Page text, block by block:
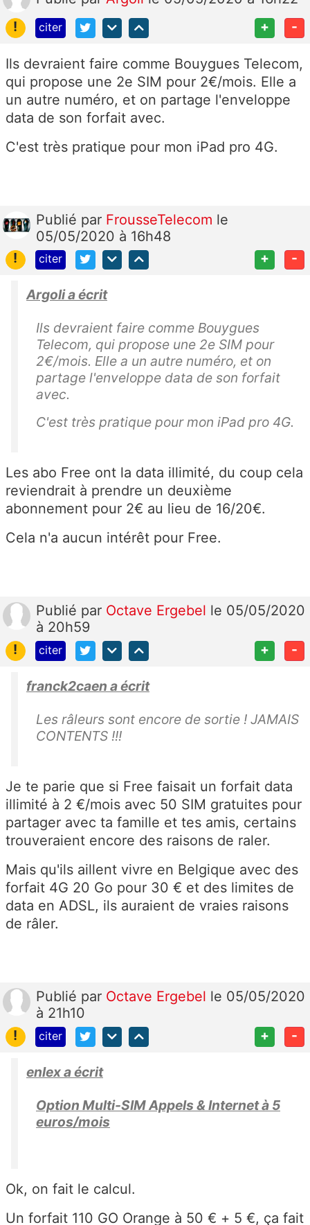
!
citer + -
Ils devraient faire comme Bouygues Telecom,
qui propose une 2e SIM pour 2€/mois. Elle a
un autre numéro, et on partage l'enveloppe
data de son forfait avec.
C'est très pratique pour mon iPad pro 4G.
Publié par FrousseTelecom le
05/05/2020 à 16h48
!
citer + -
Argoli a écrit
Ils devraient faire comme Bouygues
Telecom, qui propose une 2e SIM pour
2€/mois. Elle a un autre numéro, et on
partage l'enveloppe data de son forfait
avec.
C'est très pratique pour mon iPad pro 4G.
Les abo Free ont la data illimité, du coup cela
reviendrait à prendre un deuxième
abonnement pour 2€ au lieu de 16/20€.
Cela n'a aucun intérêt pour Free.
Publié par Octave Ergebel le 05/05/2020
à 20h59
!
citer + -
franck2caen a écrit
Les râleurs sont encore de sortie ! JAMAIS
CONTENTS !!!
Je te parie que si Free faisait un forfait data
illimité à 2 €/mois avec 50 SIM gratuites pour
partager avec ta famille et tes amis, certains
trouveraient encore des raisons de raler.
Mais qu'ils aillent vivre en Belgique avec des
forfait 4G 20 Go pour 30 € et des limites de
data en ADSL, ils auraient de vraies raisons
de râler.
Publié par Octave Ergebel le 05/05/2020
à 21h10
!
citer + -
enlex a écrit
Option Multi-SIM Appels & Internet à 5
euros/mois
Ok, on fait le calcul.
Un forfait 110 GO Orange à 50 € + 5 €, ça fait